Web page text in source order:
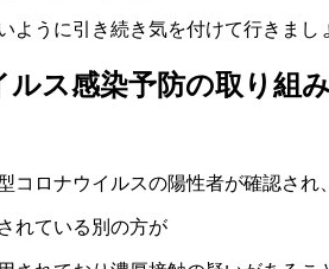
ように引き続き気を付けて行きまし
ルス感染予防の取り組み
コロナウイルスの陽性者が確認され、
れている別の方が